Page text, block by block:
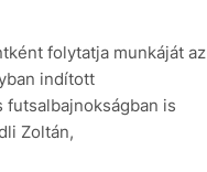
folytatja munkáját az
indított
is
Zoltán,